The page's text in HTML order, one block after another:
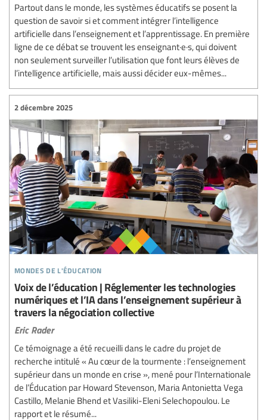
Partout dans le monde, les systèmes éducatifs se posent la
question de savoir si et comment intégrer l’intelligence
artificielle dans l’enseignement et l’apprentissage. En première
ligne de ce débat se trouvent les enseignant·e·s, qui doivent
non seulement surveiller l’utilisation que font leurs élèves de
l’intelligence artificielle, mais aussi décider eux-mêmes...
mondes de l'éducation
2 décembre 2025
Voix de l’éducation | Réglementer les technologies
numériques et l’IA dans l’enseignement supérieur à
travers la négociation collective
Eric Rader
Ce témoignage a été recueilli dans le cadre du projet de
recherche intitulé « Au cœur de la tourmente : l’enseignement
supérieur dans un monde en crise », mené pour l’Internationale
de l’Éducation par Howard Stevenson, Maria Antonietta Vega
Castillo, Melanie Bhend et Vasiliki-Eleni Selechopoulou. Le
rapport et le résumé...